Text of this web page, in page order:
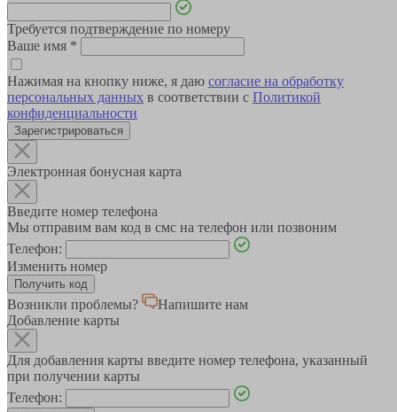
Требуется подтверждение по номеру
Ваше имя *
Нажимая на кнопку ниже, я даю согласие на обработку
персональных данных в соответствии с Политикой
конфиденциальности
Зарегистрироваться
Электронная бонусная карта
Введите номер телефона
Мы отправим вам код в смс на телефон или позвоним
Телефон:
Изменить номер
Возникли проблемы?
Напишите нам
Добавление карты
Для добавления карты введите номер телефона, указанный
при получении карты
Телефон: